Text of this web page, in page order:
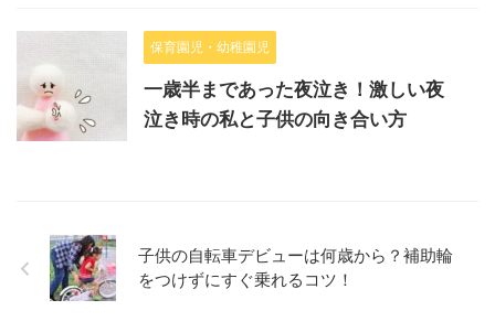
保育園児・幼稚園児
一歳半まであった夜泣き！激しい夜
泣き時の私と子供の向き合い方
子供の自転車デビューは何歳から？補助輪
をつけずにすぐ乗れるコツ！